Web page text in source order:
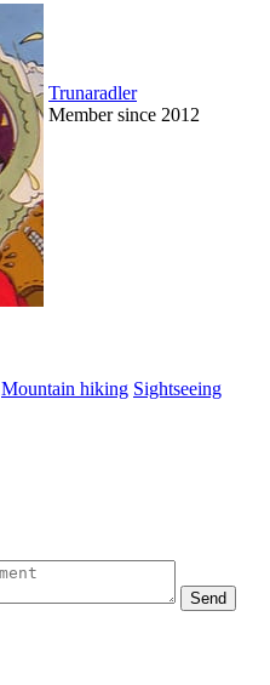
Trunaradler
Member since 2012
Mountain hiking Sightseeing